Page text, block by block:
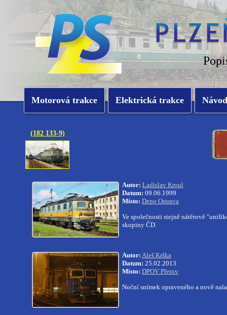
Motorová trakce Elektrická trakce
(182 133-9)
Autor: Ladislav Kroul
Datum: 09.06.1999
Místo: Depo Ostrava
Ve společnosti stejně nátěrově
skupiny ČD.
Autor: Aleš Krška
Datum: 25.02.2013
Místo: DPOV Přerov
Noční snímek opraveného a nově